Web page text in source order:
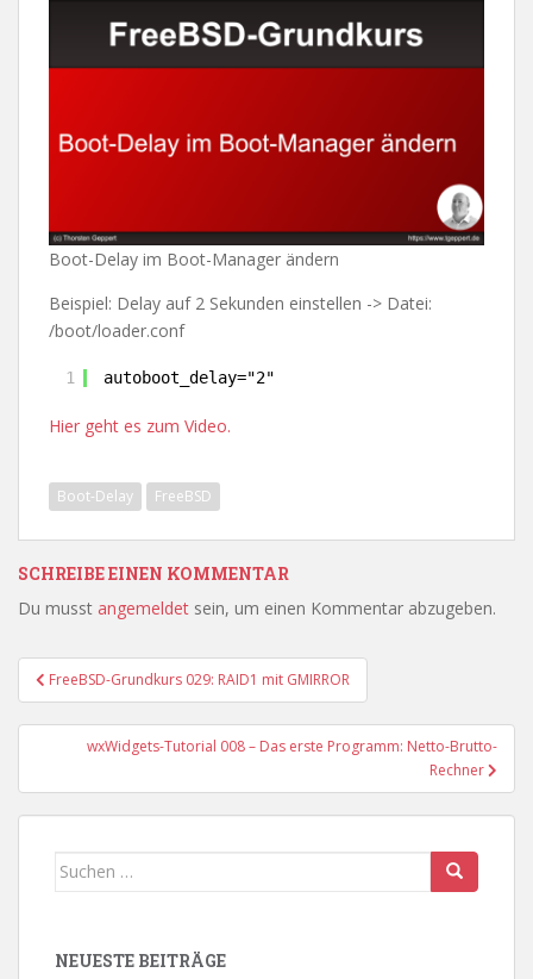
Boot-Delay im Boot-Manager ändern
Beispiel: Delay auf 2 Sekunden einstellen -> Datei:
/boot/loader.conf
1 autoboot_delay="2"
Hier geht es zum Video.
Boot-Delay FreeBSD
SCHREIBE EINEN KOMMENTAR
Du musst angemeldet sein, um einen Kommentar abzugeben.
Beitragsnavigation
FreeBSD-Grundkurs 029: RAID1 mit GMIRROR
wxWidgets-Tutorial 008 – Das erste Programm: Netto-Brutto-
Rechner
Suchen
NEUESTE BEITRÄGE